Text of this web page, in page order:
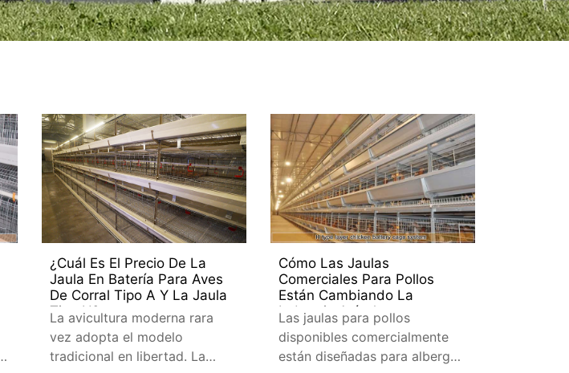
¿Cuál Es El Precio De La
Jaula En Batería Para Aves
De Corral Tipo A Y La Jaula
Tipo H?
La avicultura moderna rara
vez adopta el modelo
tradicional en libertad. La
Cómo Las Jaulas
Comerciales Para Pollos
Están Cambiando La
Industria Avícola
Las jaulas para pollos
disponibles comercialmente
están diseñadas para albergar